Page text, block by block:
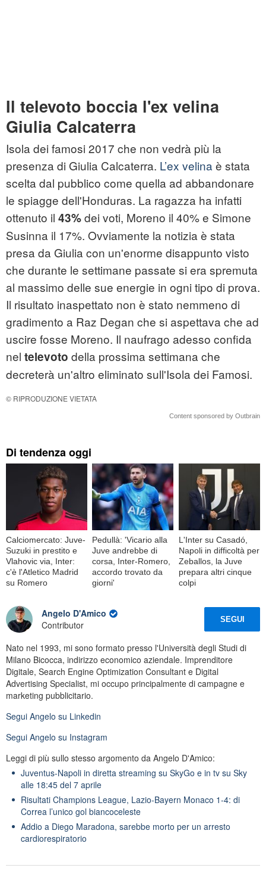
Il televoto boccia l'ex velina
Giulia Calcaterra
Isola dei famosi 2017 che non vedrà più la
presenza di Giulia Calcaterra. L’ex velina è stata
scelta dal pubblico come quella ad abbandonare
le spiagge dell'Honduras. La ragazza ha infatti
ottenuto il 43%dei voti, Moreno il 40% e Simone
Susinna il 17%. Ovviamente la notizia è stata
presa da Giulia con un'enorme disappunto visto
che durante le settimane passate si era spremuta
al massimo delle sue energie in ogni tipo di prova.
Il risultato inaspettato non è stato nemmeno di
gradimento a Raz Degan che si aspettava che ad
uscire fosse Moreno. Il naufrago adesso confida
nel televoto della prossima settimana che
decreterà un'altro eliminato sull'Isola dei Famosi.
© RIPRODUZIONE VIETATA
Content sponsored by Outbrain
Di tendenza oggi
Calciomercato: Juve-
Suzuki in prestito e
Vlahovic via, Inter:
c'è l'Atletico Madrid
su Romero
Pedullà: 'Vicario alla
Juve andrebbe di
corsa, Inter-Romero,
accordo trovato da
giorni'
L'Inter su Casadó,
Napoli in difficoltà per
Zeballos, la Juve
prepara altri cinque
colpi
Angelo D'Amico
Contributor
SEGUI
Nato nel 1993, mi sono formato presso l'Università degli Studi di
Milano Bicocca, indirizzo economico aziendale. Imprenditore
Digitale, Search Engine Optimization Consultant e Digital
Advertising Specialist, mi occupo principalmente di campagne e
marketing pubblicitario.
Segui Angelo su Linkedin
Segui Angelo su Instagram
Leggi di più sullo stesso argomento da Angelo D'Amico:
Juventus-Napoli in diretta streaming su SkyGo e in tv su Sky
alle 18:45 del 7 aprile
Risultati Champions League, Lazio-Bayern Monaco 1-4: di
Correa l’unico gol biancoceleste
Addio a Diego Maradona, sarebbe morto per un arresto
cardiorespiratorio